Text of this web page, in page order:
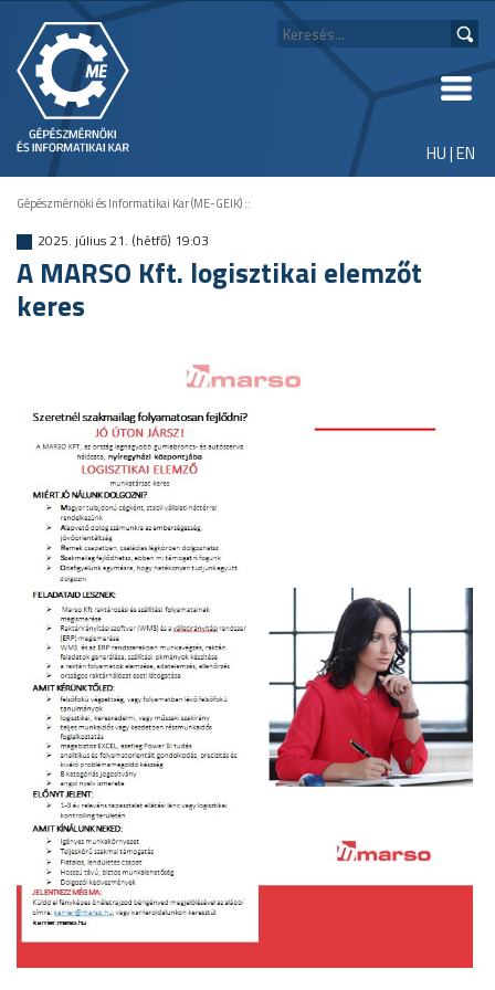
HU|EN
Gépészmérnöki és Informatikai Kar (ME-GEIK)::
2025. július 21. (hétfő) 19:03
A MARSO Kft. logisztikai elemzőt
keres